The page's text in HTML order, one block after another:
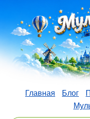
Главная Блог